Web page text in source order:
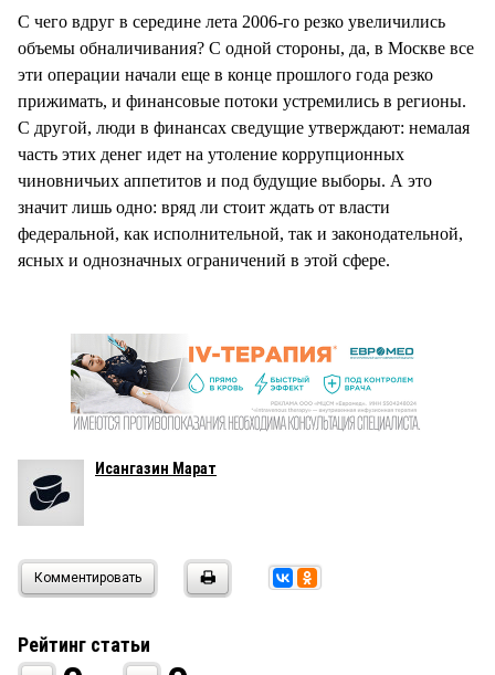
С чего вдруг в середине лета 2006-го резко увеличились
объемы обналичивания? С одной стороны, да, в Москве все
эти операции начали еще в конце прошлого года резко
прижимать, и финансовые потоки устремились в регионы.
С другой, люди в финансах сведущие утверждают: немалая
часть этих денег идет на утоление коррупционных
чиновничьих аппетитов и под будущие выборы. А это
значит лишь одно: вряд ли стоит ждать от власти
федеральной, как исполнительной, так и законодательной,
ясных и однозначных ограничений в этой сфере.
Исангазин Марат
Комментировать
Рейтинг статьи